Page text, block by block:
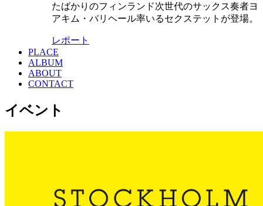
たばかりのフィンランド次世代のサックス奏者ヨ
アキム・バリヘール率いるセクステットが登場。
レポート
PLACE
ALBUM
ABOUT
CONTACT
イベント